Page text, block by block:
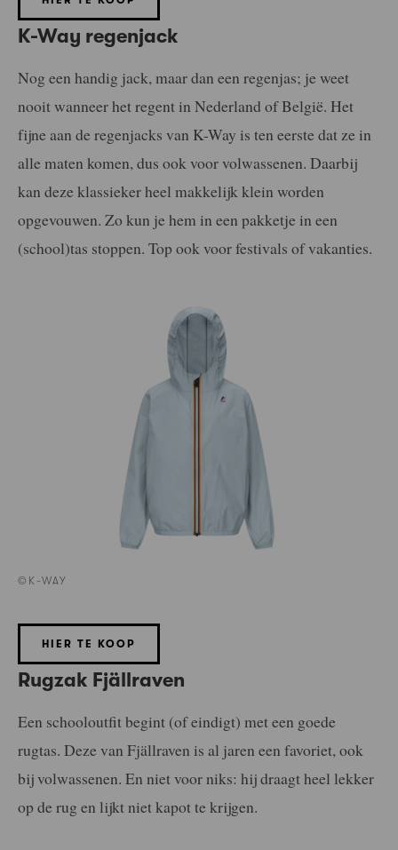
K-Way regenjack
Nog een handig jack, maar dan een regenjas; je weet
nooit wanneer het regent in Nederland of België. Het
fijne aan de regenjacks van K-Way is ten eerste dat ze in
alle maten komen, dus ook voor volwassenen. Daarbij
kan deze klassieker heel makkelijk klein worden
opgevouwen. Zo kun je hem in een pakketje in een
(school)tas stoppen. Top ook voor festivals of vakanties.
©K-WAY
HIER TE KOOP
Rugzak Fjällraven
Een schooloutfit begint (of eindigt) met een goede
rugtas. Deze van Fjällraven is al jaren een favoriet, ook
bij volwassenen. En niet voor niks: hij draagt heel lekker
op de rug en lijkt niet kapot te krijgen.